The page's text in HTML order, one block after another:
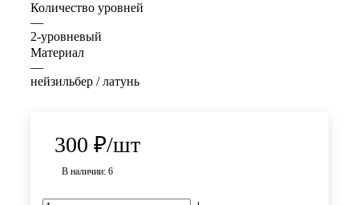
Количество уровней
—
2-уровневый
Материал
—
нейзильбер / латунь
300 ₽/шт
В наличии: 6